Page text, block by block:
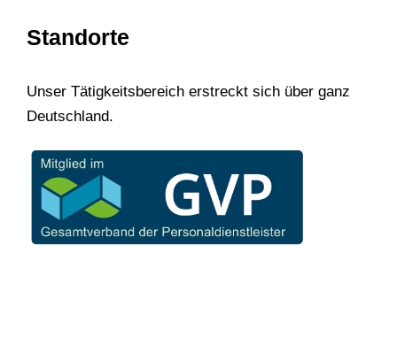
Standorte
Unser Tätigkeitsbereich erstreckt sich über ganz
Deutschland.